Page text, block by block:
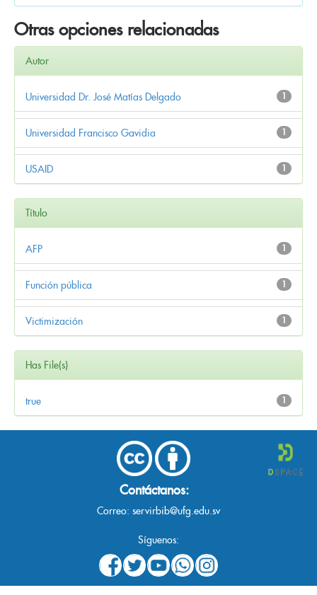
Otras opciones relacionadas
Autor
1
Universidad Dr. José Matías Delgado
1
Universidad Francisco Gavidia
1
USAID
Título
1
AFP
1
Función pública
1
Victimización
Has File(s)
1
true
Contáctanos:
Correo: servirbib@ufg.edu.sv
Síguenos: